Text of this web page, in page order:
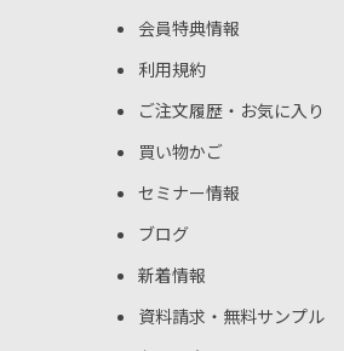
会員特典情報
利用規約
ご注文履歴・お気に入り
買い物かご
セミナー情報
ブログ
新着情報
資料請求・無料サンプル